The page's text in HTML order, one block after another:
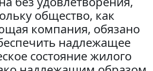
общество, как
компания, обязано
надлежащее
состояние жилого